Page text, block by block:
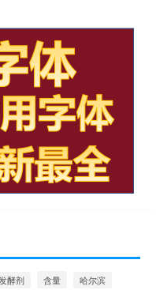
酵剂 含量 哈尔滨